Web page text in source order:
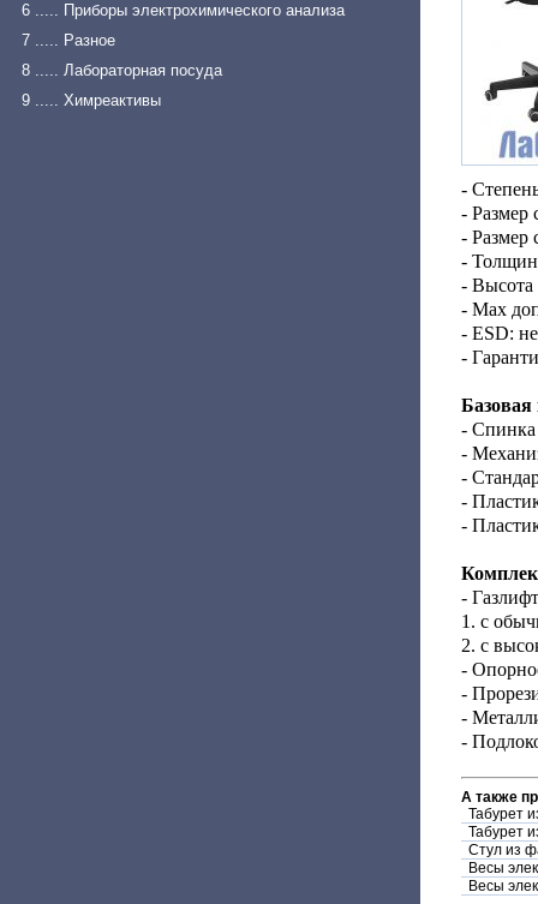
6 ..... Приборы электрохимического анализа
7 ..... Разное
8 ..... Лабораторная посуда
9 ..... Химреактивы
-
- Размер
- Размер
-
- Высота
- Max
- ESD:
-
- Спинка
-
-
-
-
-
1. с
2. с
-
-
-
-
А также
Табурет
Табурет
Стул из
Весы
Весы